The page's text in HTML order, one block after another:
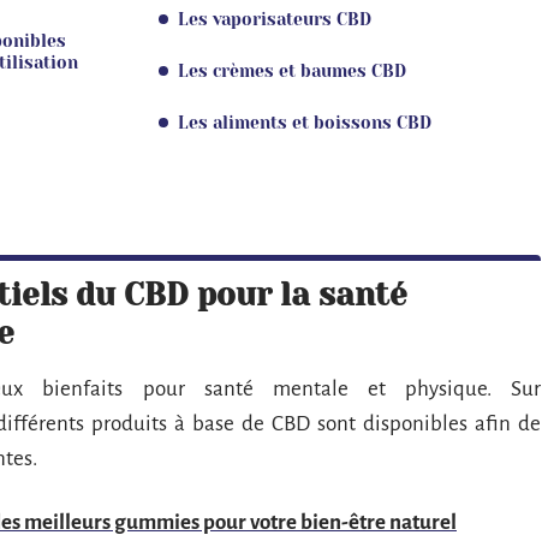
Les vaporisateurs CBD
Les crèmes et baumes CBD
Les aliments et boissons CBD
du CBD pour la santé
bienfaits pour santé mentale et physique. Sur
produits à base de CBD sont disponibles afin de
meilleurs gummies pour votre bien-être naturel